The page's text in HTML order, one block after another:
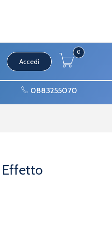
Accedi
0
0883255070
Effetto